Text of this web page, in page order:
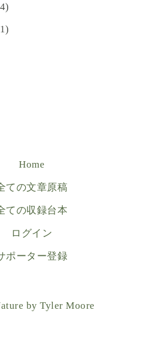
Home
ての文章原稿
ての収録台本
ログイン
ポーター登録
by Tyler Moore